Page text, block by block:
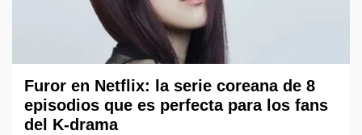
Furor en Netflix: la serie coreana de 8
episodios que es perfecta para los fans
del K-drama